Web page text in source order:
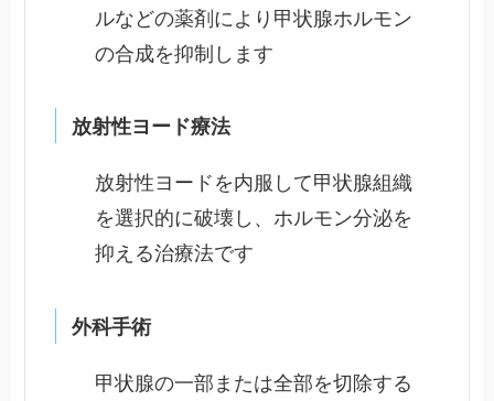
ルなどの薬剤により甲状腺ホルモン
の合成を抑制します
放射性ヨード療法
放射性ヨードを内服して甲状腺組織
を選択的に破壊し、ホルモン分泌を
抑える治療法です
外科手術
甲状腺の一部または全部を切除する